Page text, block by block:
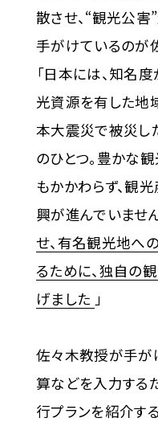
散させ、“観光公
手がけているのが
「日本には、知名
光資源を有した地
本大震災で被災し
のひとつ。豊かな
もかかわらず、観
興が進んでいません
せ、有名観光地へ
るために、独自の
げました 」
佐々木教授が手が
算などを入力する
行プランを紹介す